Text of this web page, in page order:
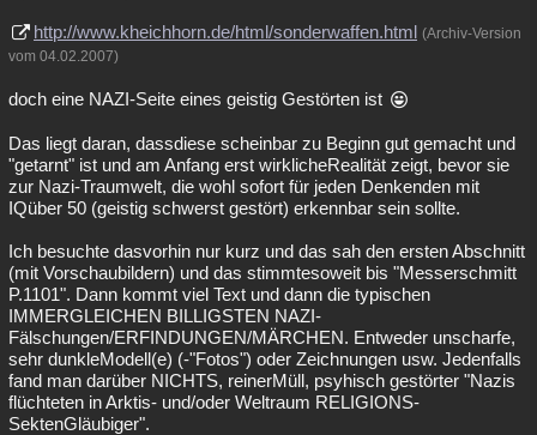
http://www.kheichhorn.de/html/sonderwaffen.html (Archiv-Version
vom 04.02.2007)
doch eine NAZI-Seite eines geistig Gestörten ist
Das liegt daran, dassdiese scheinbar zu Beginn gut gemacht und
"getarnt" ist und am Anfang erst wirklicheRealität zeigt, bevor sie
zur Nazi-Traumwelt, die wohl sofort für jeden Denkenden mit
IQüber 50 (geistig schwerst gestört) erkennbar sein sollte.
Ich besuchte dasvorhin nur kurz und das sah den ersten Abschnitt
(mit Vorschaubildern) und das stimmtesoweit bis "Messerschmitt
P.1101". Dann kommt viel Text und dann die typischen
IMMERGLEICHEN BILLIGSTEN NAZI-
Fälschungen/ERFINDUNGEN/MÄRCHEN. Entweder unscharfe,
sehr dunkleModell(e) (-"Fotos") oder Zeichnungen usw. Jedenfalls
fand man darüber NICHTS, reinerMüll, psyhisch gestörter "Nazis
flüchteten in Arktis- und/oder Weltraum RELIGIONS-
SektenGläubiger".